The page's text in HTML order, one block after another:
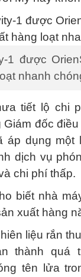
1 được
nhanh
tiết lộ chi
đốc
áp dụng một
dịch vụ
chi phí thấp.
biết nhà
xuất hàng
liệu rắn
thành quá
tên lửa